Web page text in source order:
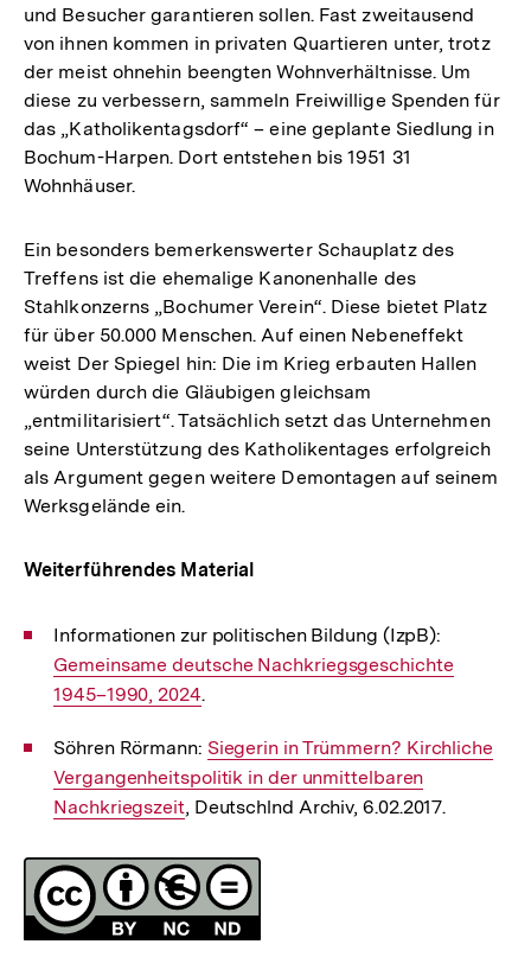
und Besucher garantieren sollen. Fast zweitausend
von ihnen kommen in privaten Quartieren unter, trotz
der meist ohnehin beengten Wohnverhältnisse. Um
diese zu verbessern, sammeln Freiwillige Spenden für
das „Katholikentagsdorf“ – eine geplante Siedlung in
Bochum-Harpen. Dort entstehen bis 1951 31
Wohnhäuser.
Ein besonders bemerkenswerter Schauplatz des
Treffens ist die ehemalige Kanonenhalle des
Stahlkonzerns „Bochumer Verein“. Diese bietet Platz
für über 50.000 Menschen. Auf einen Nebeneffekt
weist Der Spiegel hin: Die im Krieg erbauten Hallen
würden durch die Gläubigen gleichsam
„entmilitarisiert“. Tatsächlich setzt das Unternehmen
seine Unterstützung des Katholikentages erfolgreich
als Argument gegen weitere Demontagen auf seinem
Werksgelände ein.
Weiterführendes Material
Informationen zur politischen Bildung (IzpB):
Link:
Gemeinsame deutsche Nachkriegsgeschichte
1945–1990, 2024.
Söhren Rörmann: Interner
Link:
Siegerin in Trümmern? Kirchliche
Vergangenheitspolitik in der unmittelbaren
Nachkriegszeit, Deutschlnd Archiv, 6.02.2017.
Fussnoten
Lizenz